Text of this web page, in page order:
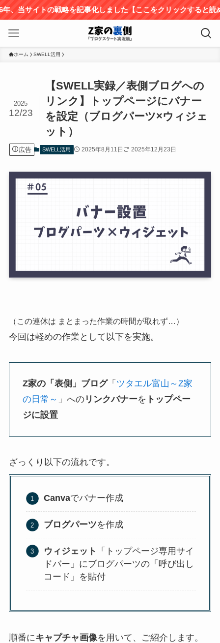
の戦略を記事化しました【ここをクリックすると読めます】
ホーム SWELL活用
【SWELL実録／表側ブログへの
リンク】トップページにバナー
を設定（ブログパーツ×ウィジェ
ット）
2025
12/23
広告 SWELL活用 2025年8月11日 2025年12月23日
（この連休は まとまった作業の時間が取れず…）
今回は軽めの作業として以下を実施。
Z家の「表側」ブログ「 ツタエル富山～Z家
の日常～ 」へのリンクバナーを トップペー
ジに設置
ざっくり以下の流れです。
Canvaでバナー作成
ブログパーツを作成
ウィジェット
「トップページ専用サイ
ドバー」にブログパーツの「呼び出し
コード」を貼付
順番にキャプチャ画像を用いて、ご紹介します。